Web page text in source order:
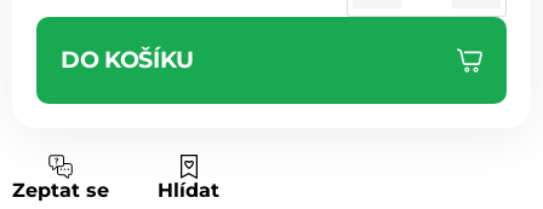
Měrná cena:
DO KOŠÍKU
Zeptat se Hlídat